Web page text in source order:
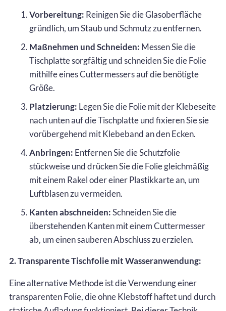
Vorbereitung: Reinigen Sie die Glasoberfläche
gründlich, um Staub und Schmutz zu entfernen.
Maßnehmen und Schneiden: Messen Sie die
Tischplatte sorgfältig und schneiden Sie die Folie
mithilfe eines Cuttermessers auf die benötigte
Größe.
Platzierung: Legen Sie die Folie mit der Klebeseite
nach unten auf die Tischplatte und fixieren Sie sie
vorübergehend mit Klebeband an den Ecken.
Anbringen: Entfernen Sie die Schutzfolie
stückweise und drücken Sie die Folie gleichmäßig
mit einem Rakel oder einer Plastikkarte an, um
Luftblasen zu vermeiden.
Kanten abschneiden:Schneiden Sie die
überstehenden Kanten mit einem Cuttermesser
ab, um einen sauberen Abschluss zu erzielen.
2. Transparente Tischfolie mit Wasseranwendung:
Eine alternative Methode ist die Verwendung einer
transparenten Folie, die ohne Klebstoff haftet und durch